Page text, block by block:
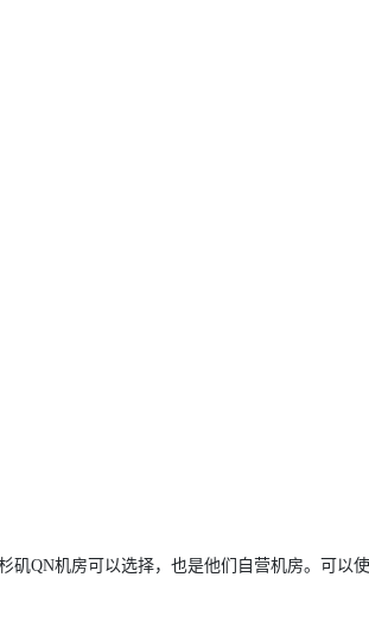
矶QN机房可以选择，也是他们自营机房。可以